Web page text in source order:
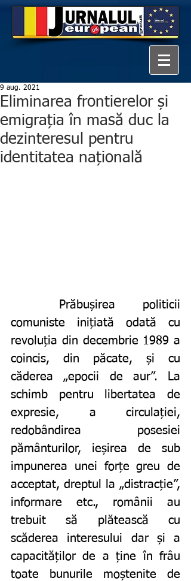
Eliminarea frontierelor și
emigrația în masă duc la
dezinteresul pentru
identitatea națională
9 aug. 2021
comuniste inițiată odată cu
revoluția din decembrie 1989 a
coincis, din păcate, și cu
căderea „epocii de aur”. La
schimb pentru libertatea de
expresie, a circulației,
redobândirea posesiei
pământurilor, ieșirea de sub
impunerea unei forțe greu de
acceptat, dreptul la „distracție”,
informare etc., românii au
trebuit să plătească cu
scăderea interesului dar și a
capacităților de a ține în frâu
toate bunurile moștenite de